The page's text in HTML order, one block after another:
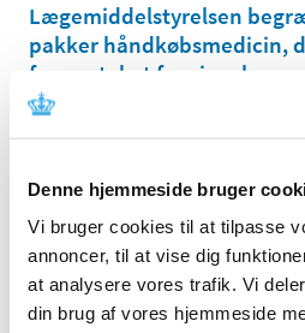
Denne hjemmeside bruger
Vi bruger cookies til at tilpasse
annoncer, til at vise dig
at analysere vores trafik. Vi
din brug af vores hjemmeside
Lægemiddelstyrelsen
pakker håndkøbsmedicin,
fra apoteket for visse
|12. september 2023
Fremover kan kunder på
EU-kommissionen har
variantopdaterede vaccine
|11. september 2023|
Efter indstilling fra Det